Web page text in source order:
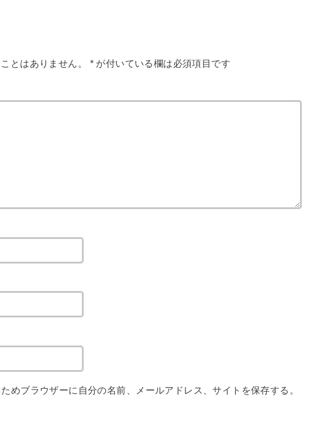
とはありません。 *が付いている欄は必須項目です
めブラウザーに自分の名前、メールアドレス、サイトを保存する。